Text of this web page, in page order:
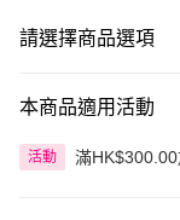
請選擇商品選項
本商品適用活動
活動 滿